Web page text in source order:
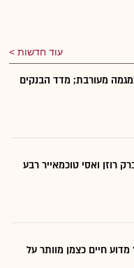
עוד חדשות
מעורבת; מדד הבנקים
רוזן ואסי טוכמאייר רבע
חיים כצמן מוותר על